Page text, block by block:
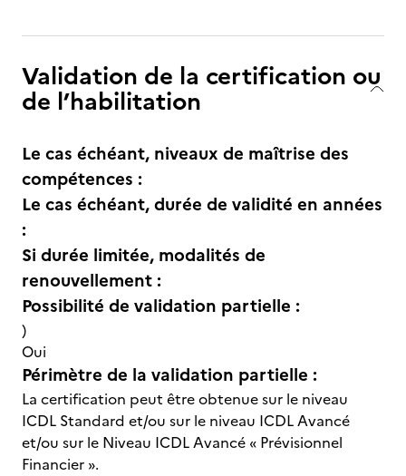
Validation de la certification ou
de l’habilitation
Le cas échéant, niveaux de maîtrise des
compétences :
Le cas échéant, durée de validité en années
:
Si durée limitée, modalités de
renouvellement :
Possibilité de validation partielle :
)
Oui
Périmètre de la validation partielle :
La certification peut être obtenue sur le niveau
ICDL Standard et/ou sur le niveau ICDL Avancé
et/ou sur le Niveau ICDL Avancé « Prévisionnel
Financier ».